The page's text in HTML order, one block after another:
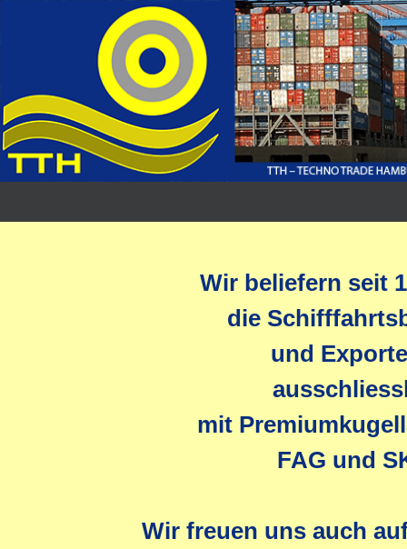
Wir beliefern seit
die
und
mit
FAG und
Wir freuen uns auch